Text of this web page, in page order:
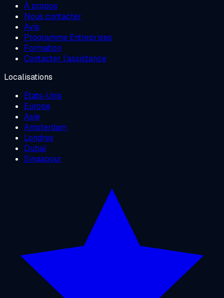
À propos
Nous contacter
Avis
Programme Entreprises
Formation
Contacter l'assistance
Localisations
États-Unis
Europe
Asie
Amsterdam
Londres
Dubaï
Singapour